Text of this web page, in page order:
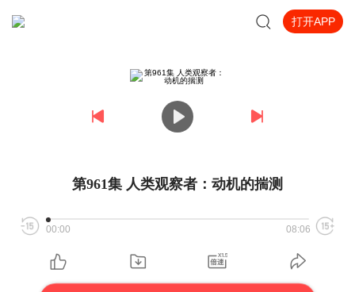
打开APP
第961集 人类观察者：动机的揣测
00:00 08:06